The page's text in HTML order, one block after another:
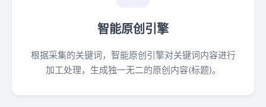
智能原创引擎
根据采集的关键词，智能原创引擎对关键词内容进行
加工处理，生成独一无二的原创内容(标题)。